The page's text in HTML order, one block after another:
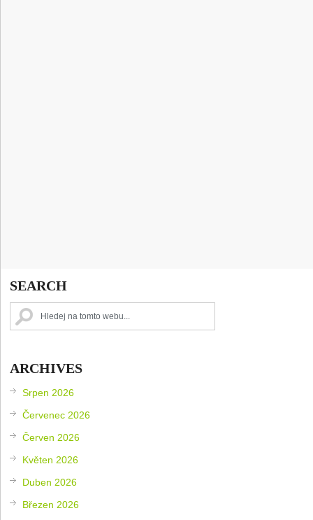
SEARCH
ARCHIVES
Srpen 2026
Červenec 2026
Červen 2026
Květen 2026
Duben 2026
Březen 2026